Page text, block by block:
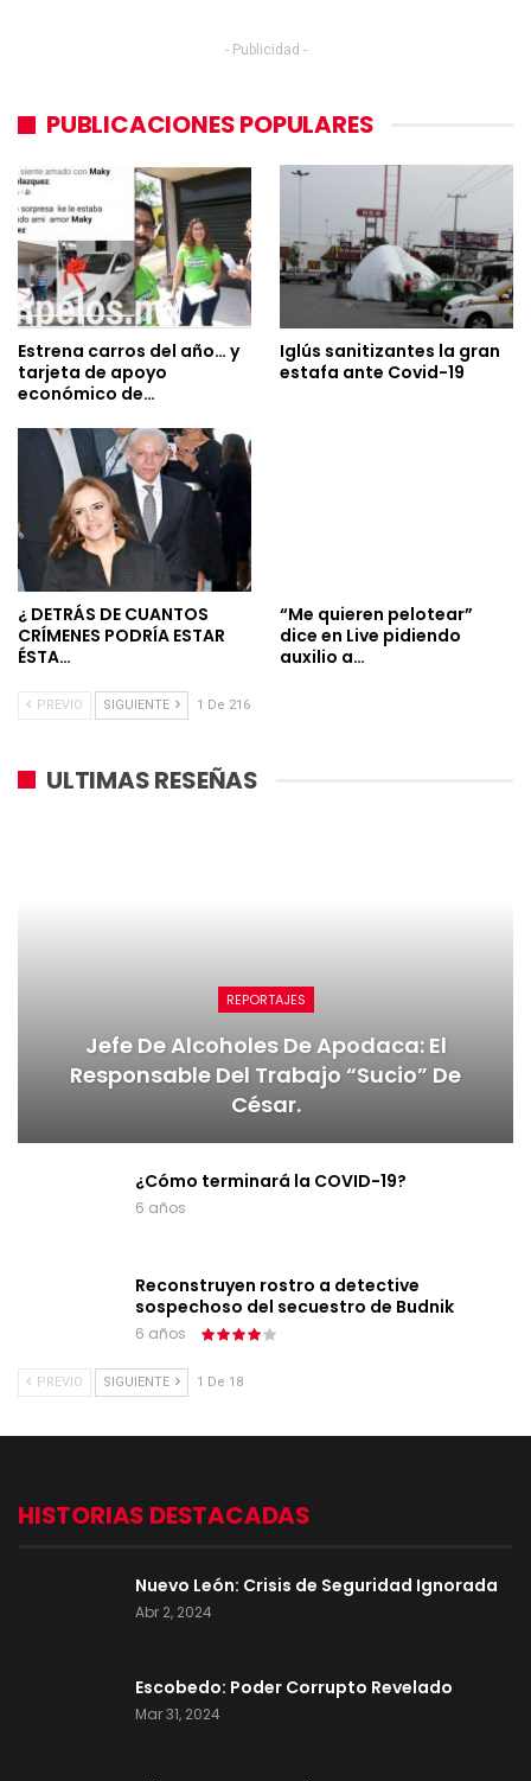
- Publicidad -
PUBLICACIONES POPULARES
Estrena carros del año… y
tarjeta de apoyo
económico de…
Iglús sanitizantes la gran
estafa ante Covid-19
¿ DETRÁS DE CUANTOS
CRÍMENES PODRÍA ESTAR
ÉSTA…
“Me quieren pelotear”
dice en Live pidiendo
auxilio a…
PREVIO SIGUIENTE 1 De 216
ULTIMAS RESEÑAS
REPORTAJES
Jefe De Alcoholes De Apodaca: El
Responsable Del Trabajo “sucio” De
César.
¿Cómo terminará la COVID-19?
6 años
Reconstruyen rostro a detective
sospechoso del secuestro de Budnik
6 años
PREVIO SIGUIENTE 1 De 18
HISTORIAS DESTACADAS
Nuevo León: Crisis de Seguridad Ignorada
Abr 2, 2024
Escobedo: Poder Corrupto Revelado
Mar 31, 2024